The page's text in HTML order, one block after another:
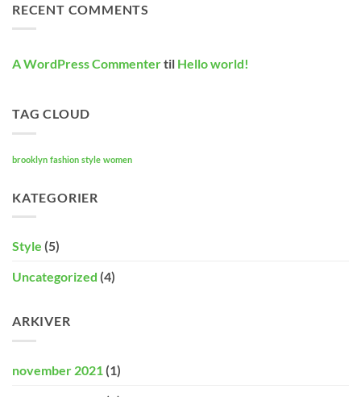
Video
RECENT COMMENTS
A WordPress Commentertil Hello world!
TAG CLOUD
brooklyn fashion style women
KATEGORIER
Style (5)
Uncategorized (4)
ARKIVER
november 2021 (1)